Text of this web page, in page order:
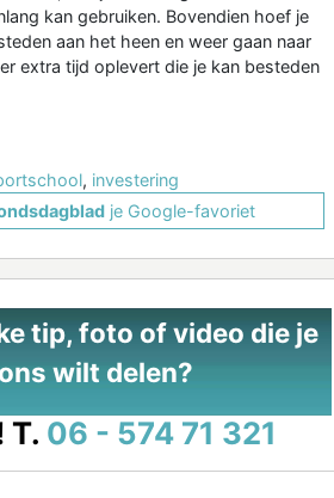
kan gebruiken. Bovendien hoef je
aan het heen en weer gaan naar
extra tijd oplevert die je kan besteden
, investering
je Google-favoriet
tip, foto of video die je
wilt delen?
T. 06 - 574 71 321